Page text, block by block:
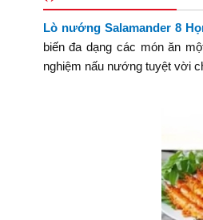
Lò nướng Salamander 8
biến đa dạng các món ăn
nghiệm nấu nướng tuyệt vời